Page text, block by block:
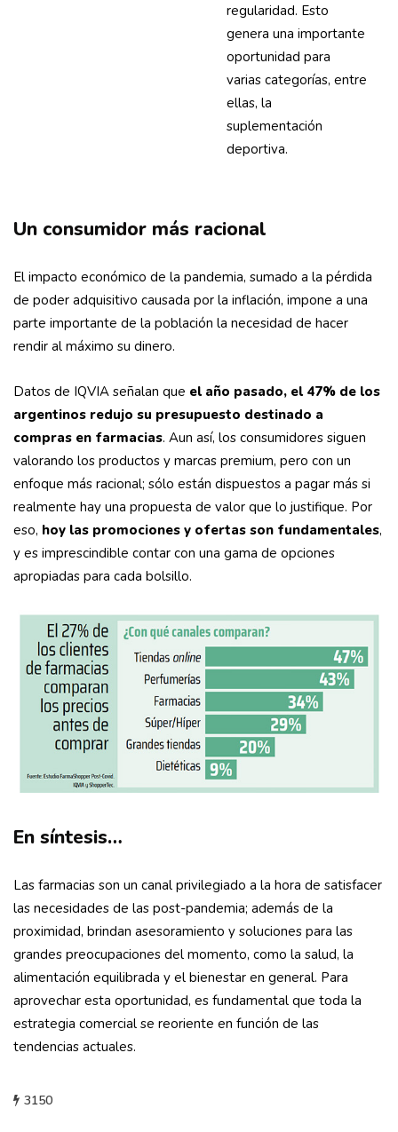
regularidad. Esto
genera una importante
oportunidad para
varias categorías, entre
ellas, la
suplementación
deportiva.
Un consumidor más racional
El impacto económico de la pandemia, sumado a la pérdida
de poder adquisitivo causada por la inflación, impone a una
parte importante de la población la necesidad de hacer
rendir al máximo su dinero.
Datos de IQVIA señalan que el año pasado, el 47% de los
argentinos redujo su presupuesto destinado a
compras en farmacias. Aun así, los consumidores siguen
valorando los productos y marcas premium, pero con un
enfoque más racional; sólo están dispuestos a pagar más si
realmente hay una propuesta de valor que lo justifique. Por
eso, hoy las promociones y ofertas son fundamentales,
y es imprescindible contar con una gama de opciones
apropiadas para cada bolsillo.
En síntesis…
Las farmacias son un canal privilegiado a la hora de satisfacer
las necesidades de las post-pandemia; además de la
proximidad, brindan asesoramiento y soluciones para las
grandes preocupaciones del momento, como la salud, la
alimentación equilibrada y el bienestar en general. Para
aprovechar esta oportunidad, es fundamental que toda la
estrategia comercial se reoriente en función de las
tendencias actuales.
3150